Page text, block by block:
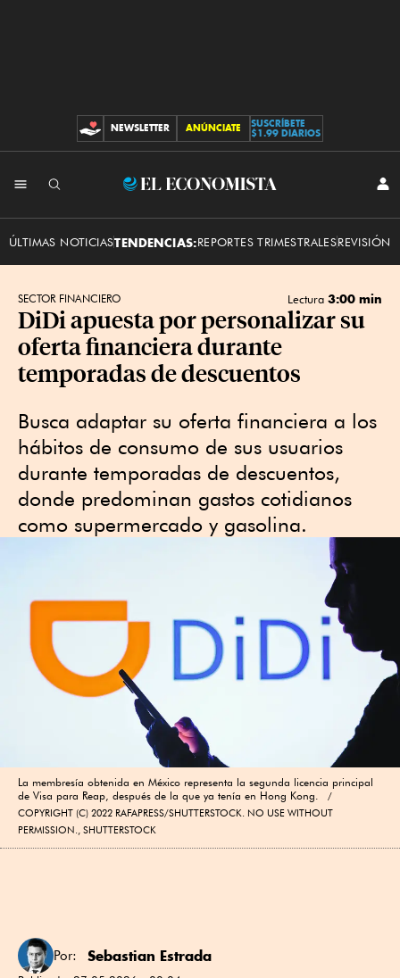
CONTRIBUCIONES
NEWSLETTER ANÚNCIATE
SUSCRÍBETE
$1.99 DIARIOS
El
ÚLTIMAS NOTICIASTENDENCIAS:REPORTES TRIMESTRALESREVISIÓN
SECTOR FINANCIERO Lectura 3:00 min
DiDi apuesta por personalizar su
oferta financiera durante
temporadas de descuentos
Busca adaptar su oferta financiera a los
hábitos de consumo de sus usuarios
durante temporadas de descuentos,
donde predominan gastos cotidianos
como supermercado y gasolina.
La membresía obtenida en México representa la segunda licencia principal
de Visa para Reap, después de la que ya tenía en Hong Kong.
COPYRIGHT (C) 2022 RAFAPRESS/SHUTTERSTOCK. NO USE WITHOUT
PERMISSION., SHUTTERSTOCK
Por: Sebastian Estrada